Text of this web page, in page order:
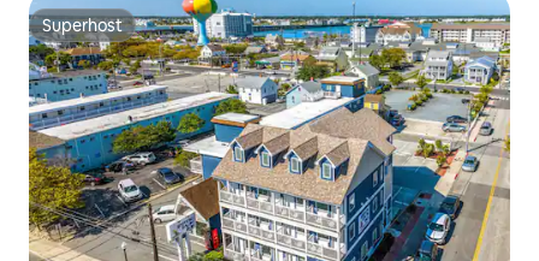
Superhost
Superhost